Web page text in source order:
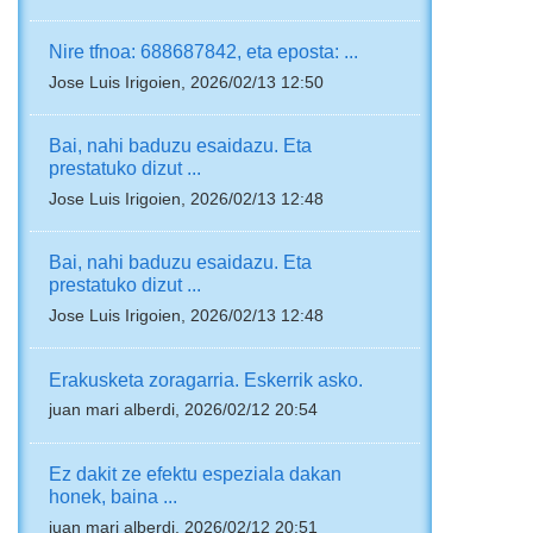
Nire tfnoa: 688687842, eta eposta: ...
Jose Luis Irigoien, 2026/02/13 12:50
Bai, nahi baduzu esaidazu. Eta
prestatuko dizut ...
Jose Luis Irigoien, 2026/02/13 12:48
Bai, nahi baduzu esaidazu. Eta
prestatuko dizut ...
Jose Luis Irigoien, 2026/02/13 12:48
Erakusketa zoragarria. Eskerrik asko.
juan mari alberdi, 2026/02/12 20:54
Ez dakit ze efektu espeziala dakan
honek, baina ...
juan mari alberdi, 2026/02/12 20:51